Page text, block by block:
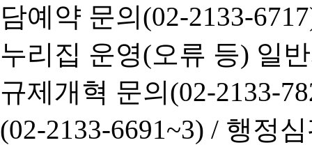
담예약 문의(02-2133-
누리집 운영(오류 등) 일
규제개혁 문의(02-2133-
(02-2133-6691~3) / 행정심